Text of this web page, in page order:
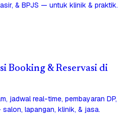
& BPJS — untuk klinik & praktik.
Booking & Reservasi di
jadwal real-time, pembayaran DP,
lapangan, klinik, & jasa.